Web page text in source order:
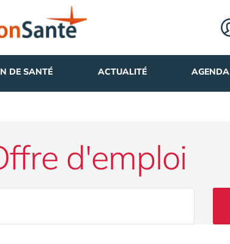
DE SANTÉ ACTUALITÉ AGENDA
d'emploi